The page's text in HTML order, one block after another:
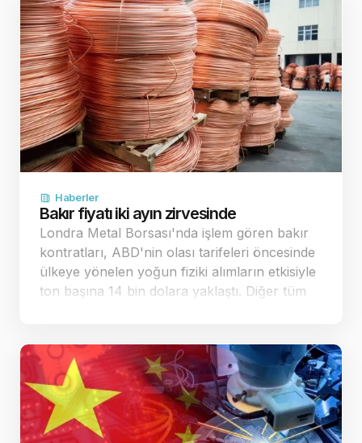
Haberler
Bakır fiyatı iki ayın zirvesinde
Londra Metal Borsası'nda işlem gören bakır
kontratları, ABD'nin olası tarifeleri öncesinde
ülkeye yönelen yoğun fiziki alımların etkisiyle
ton başına 14 bin dolara yaklaştı. Diğer tüm